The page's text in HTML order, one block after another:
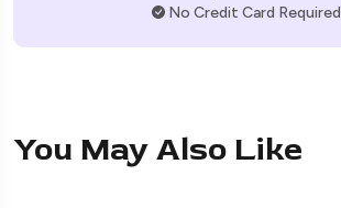
No Credit Card Required
You May Also Like